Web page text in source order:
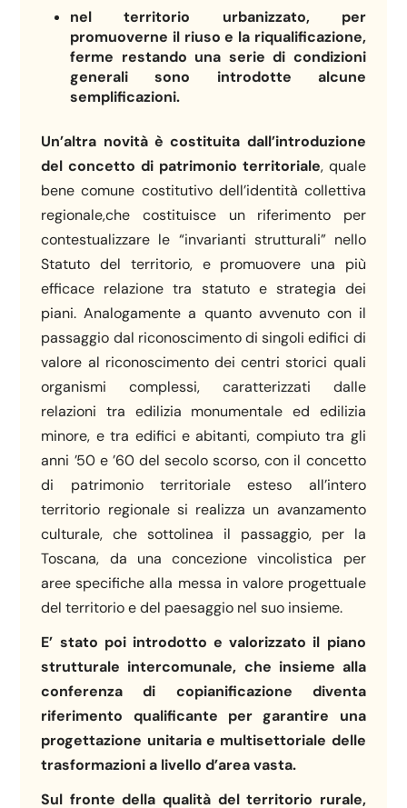
nel territorio urbanizzato, per
promuoverne il riuso e la riqualificazione,
ferme restando una serie di condizioni
generali sono introdotte alcune
semplificazioni.
Un’altra novità è costituita dall’introduzione
del concetto di patrimonio territoriale, quale
bene comune costitutivo dell’identità collettiva
regionale,che costituisce un riferimento per
contestualizzare le “invarianti strutturali” nello
Statuto del territorio, e promuovere una più
efficace relazione tra statuto e strategia dei
piani. Analogamente a quanto avvenuto con il
passaggio dal riconoscimento di singoli edifici di
valore al riconoscimento dei centri storici quali
organismi complessi, caratterizzati dalle
relazioni tra edilizia monumentale ed edilizia
minore, e tra edifici e abitanti, compiuto tra gli
anni ’50 e ’60 del secolo scorso, con il concetto
di patrimonio territoriale esteso all’intero
territorio regionale si realizza un avanzamento
culturale, che sottolinea il passaggio, per la
Toscana, da una concezione vincolistica per
aree specifiche alla messa in valore progettuale
del territorio e del paesaggio nel suo insieme.
E’ stato poi introdotto e valorizzato il piano
strutturale intercomunale, che insieme alla
conferenza di copianificazione diventa
riferimento qualificante per garantire una
progettazione unitaria e multisettoriale delle
trasformazioni a livello d’area vasta.
Sul fronte della qualità del territorio rurale,